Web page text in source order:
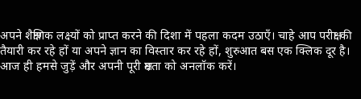
अपने शैक्षणिक लक्ष्यों को प्राप्त करने की दिशा में पहला कदम उठाएँ। चाहे आप परीक्षा की
तैयारी कर रहे हों या अपने ज्ञान का विस्तार कर रहे हों, शुरुआत बस एक क्लिक दूर है।
आज ही हमसे जुड़ें और अपनी पूरी क्षमता को अनलॉक करें।